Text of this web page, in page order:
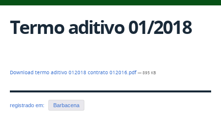
Termo aditivo 01/2018
Download termo aditivo 012018 contrato 012016.pdf— 895 KB
registrado em: Barbacena